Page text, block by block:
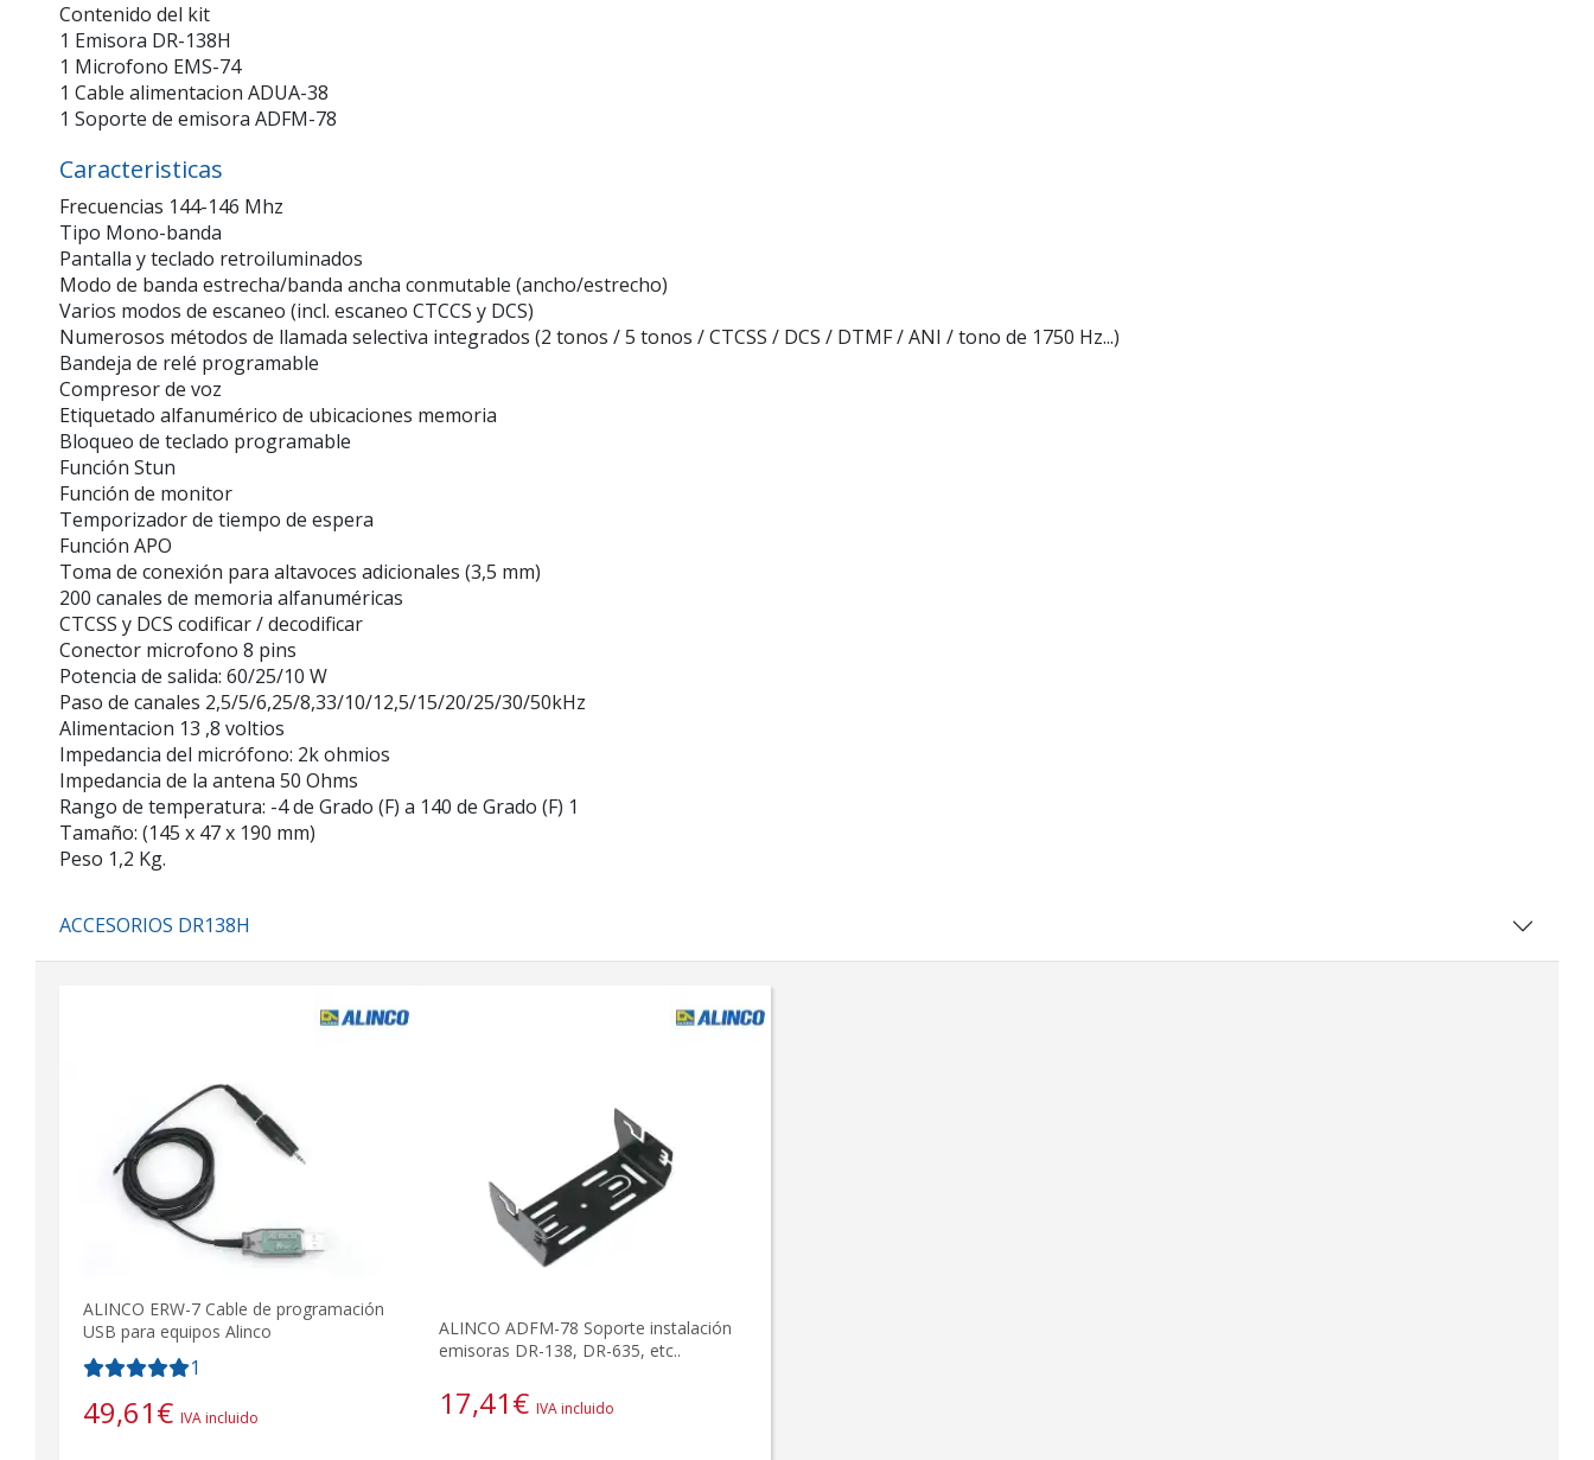
Contenido del kit
1 Emisora DR-138H
1 Microfono EMS-74
1 Cable alimentacion ADUA-38
1 Soporte de emisora ADFM-78
Caracteristicas
Frecuencias 144-146 Mhz
Tipo Mono-banda
Pantalla y teclado retroiluminados
Modo de banda estrecha/banda ancha conmutable (ancho/estrecho)
Varios modos de escaneo (incl. escaneo CTCCS y DCS)
Numerosos métodos de llamada selectiva integrados (2 tonos / 5 tonos / CTCSS / DCS / DTMF / ANI / tono de 1750 Hz...)
Bandeja de relé programable
Compresor de voz
Etiquetado alfanumérico de ubicaciones memoria
Bloqueo de teclado programable
Función Stun
Función de monitor
Temporizador de tiempo de espera
Función APO
Toma de conexión para altavoces adicionales (3,5 mm)
200 canales de memoria alfanuméricas
CTCSS y DCS codificar / decodificar
Conector microfono 8 pins
Potencia de salida: 60/25/10 W
Paso de canales 2,5/5/6,25/8,33/10/12,5/15/20/25/30/50kHz
Alimentacion 13 ,8 voltios
Impedancia del micrófono: 2k ohmios
Impedancia de la antena 50 Ohms
Rango de temperatura: -4 de Grado (F) a 140 de Grado (F) 1
Tamaño: (145 x 47 x 190 mm)
Peso 1,2 Kg.
ACCESORIOS DR138H
ALINCO ERW-7 Cable de programación
USB para equipos Alinco
1
49,61€ IVA incluido
ALINCO ADFM-78 Soporte instalación
emisoras DR-138, DR-635, etc..
17,41€ IVA incluido